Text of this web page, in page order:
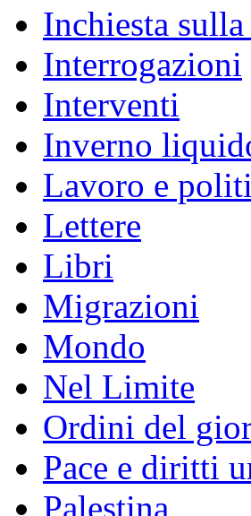
Inchiesta sulla
Interrogazioni
Interventi
Inverno
Lavoro e
Lettere
Libri
Migrazioni
Mondo
Nel Limite
Ordini del
Pace e diritti
Palestina